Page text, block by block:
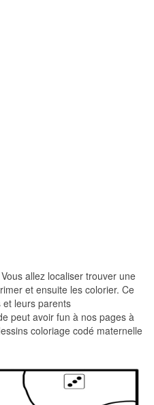
Vous allez localiser trouver une
et ensuite les colorier. Ce
et leurs parents
peut avoir fun à nos pages à
coloriage codé maternelle